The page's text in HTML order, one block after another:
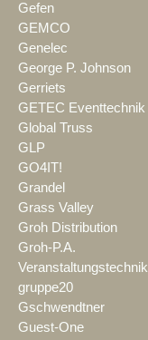
Gefen
GEMCO
Genelec
George P. Johnson
Gerriets
GETEC Eventtechnik
Global Truss
GLP
GO4IT!
Grandel
Grass Valley
Groh Distribution
Groh-P.A.
Veranstaltungstechnik
gruppe20
Gschwendtner
Guest-One